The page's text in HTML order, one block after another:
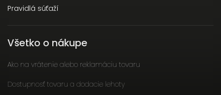
Pravidlá súťaží
Všetko o nákupe
Ako na vrátenie alebo reklamáciu tovaru
Dostupnosť tovaru a dodacie lehoty